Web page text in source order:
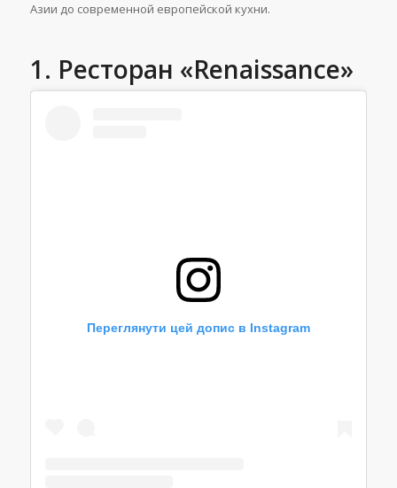
Азии до современной европейской кухни.
1. Ресторан «Renaissance»
Переглянути цей допис в Instagram